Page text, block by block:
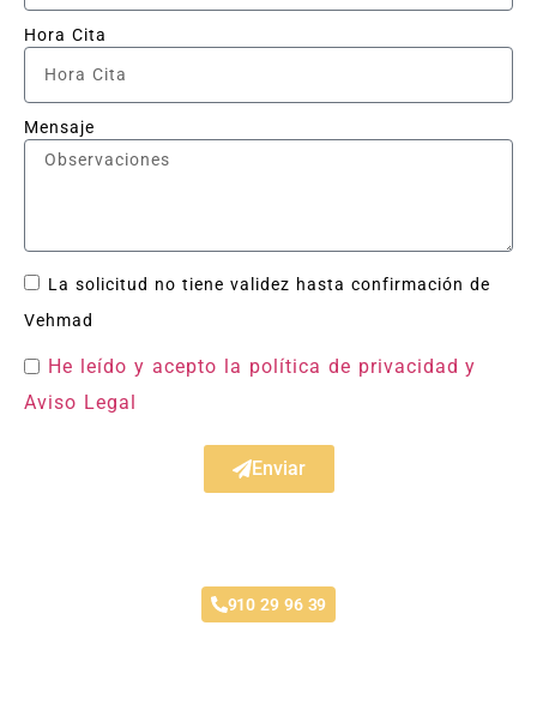
Hora Cita
Mensaje
La solicitud no tiene validez hasta confirmación de
Vehmad
He leído y acepto la política de privacidad y
Aviso Legal
Enviar
910 29 96 39